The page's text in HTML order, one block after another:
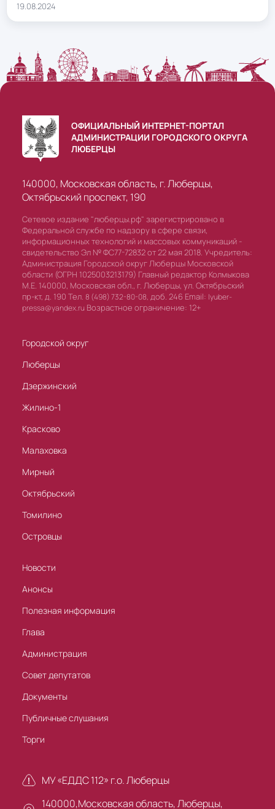
19.08.2024
ОФИЦИАЛЬНЫЙ ИНТЕРНЕТ-ПОРТАЛ
АДМИНИСТРАЦИИ ГОРОДСКОГО ОКРУГА
ЛЮБЕРЦЫ
140000, Московская область, г. Люберцы,
Октябрьский проспект, 190
Сетевое издание "люберцы.рф" зарегистрировано в
Федеральной службе по надзору в сфере связи,
информационных технологий и массовых коммуникаций -
свидетельство Эл № ФС77-72832 от 22 мая 2018. Учредитель:
Администрация Городской округ Люберцы Московской
области (ОГРН 1025003213179) Главный редактор Колмыкова
М.Е. 140000, Московская обл., г. Люберцы, ул. Октябрьский
пр-кт, д. 190 Тел. 8 (498) 732-80-08, доб. 246 Email: lyuber-
pressa@yandex.ru Возрастное ограничение: 12+
Городской округ
Люберцы
Дзержинский
Жилино-1
Красково
Малаховка
Мирный
Октябрьский
Томилино
Островцы
Новости
Анонсы
Полезная информация
Глава
Администрация
Совет депутатов
Документы
Публичные слушания
Торги
МУ «ЕДДС 112» г.о. Люберцы
140000,Московская область, Люберцы,